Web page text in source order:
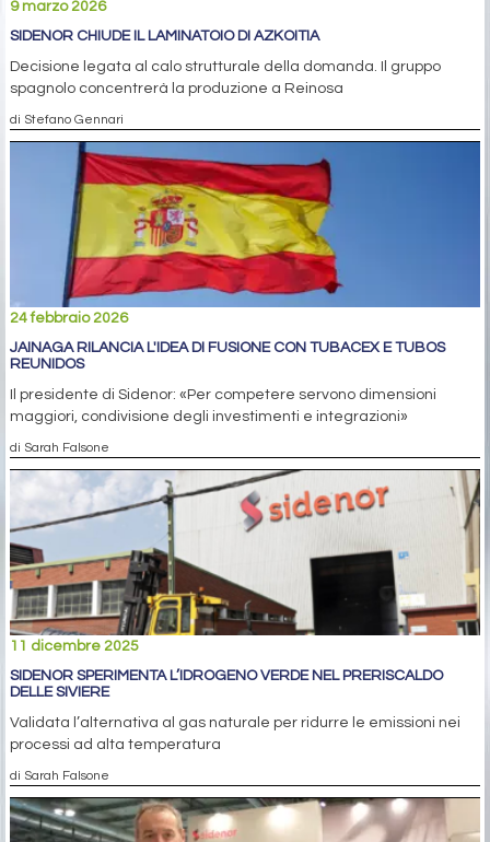
9 marzo 2026
SIDENOR CHIUDE IL LAMINATOIO DI AZKOITIA
Decisione legata al calo strutturale della domanda. Il gruppo
spagnolo concentrerà la produzione a Reinosa
di Stefano Gennari
24 febbraio 2026
JAINAGA RILANCIA L'IDEA DI FUSIONE CON TUBACEX E TUBOS
REUNIDOS
Il presidente di Sidenor: «Per competere servono dimensioni
maggiori, condivisione degli investimenti e integrazioni»
di Sarah Falsone
11 dicembre 2025
SIDENOR SPERIMENTA L’IDROGENO VERDE NEL PRERISCALDO
DELLE SIVIERE
Validata l’alternativa al gas naturale per ridurre le emissioni nei
processi ad alta temperatura
di Sarah Falsone